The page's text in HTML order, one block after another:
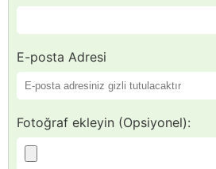
E-posta Adresi
Fotoğraf ekleyin (Opsiyonel):